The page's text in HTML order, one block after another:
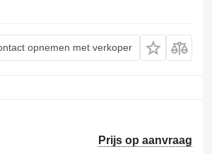
opnemen met verkoper
Prijs op aanvraag